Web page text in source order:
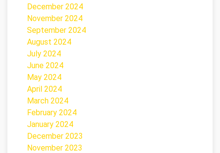
December 2024
November 2024
September 2024
August 2024
July 2024
June 2024
May 2024
April 2024
March 2024
February 2024
January 2024
December 2023
November 2023